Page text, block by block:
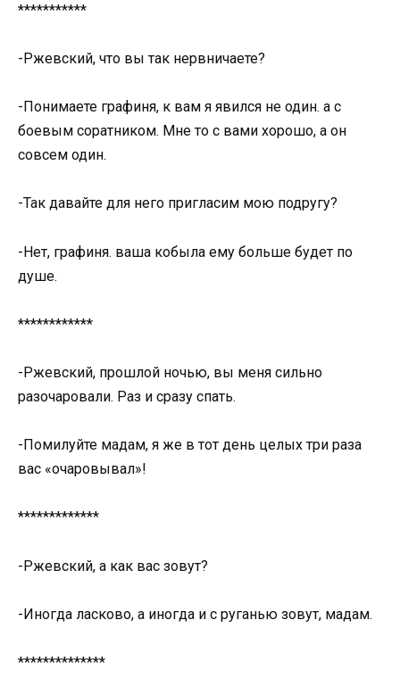
***********
-Ржевский, что вы так нервничаете?
-Понимаете графиня, к вам я явился не один. а с
боевым соратником. Мне то с вами хорошо, а он
совсем один.
-Так давайте для него пригласим мою подругу?
-Нет, графиня. ваша кобыла ему больше будет по
душе.
************
-Ржевский, прошлой ночью, вы меня сильно
разочаровали. Раз и сразу спать.
-Помилуйте мадам, я же в тот день целых три раза
вас «очаровывал»!
*************
-Ржевский, а как вас зовут?
-Иногда ласково, а иногда и с руганью зовут, мадам.
**************